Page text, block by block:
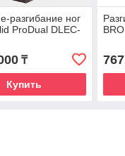
разгибание ног
ProDual DLEC-
₸
Купить